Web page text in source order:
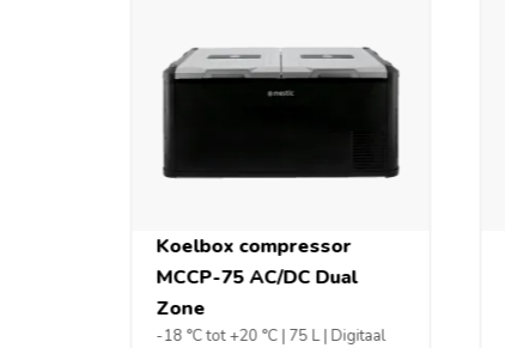
Koelbox compressor
MCCP-75 AC/DC Dual
Zone
-18 °C tot +20 °C | 75 L | Digitaal